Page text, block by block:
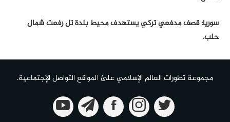
سوريا: قصف مدفعي تركي يستهدف محيط بلدة تل رفعت شمال
حلب.
مجموعة تطورات العالم الإسلامي علئ المواقع التواصل الإجتماعية.